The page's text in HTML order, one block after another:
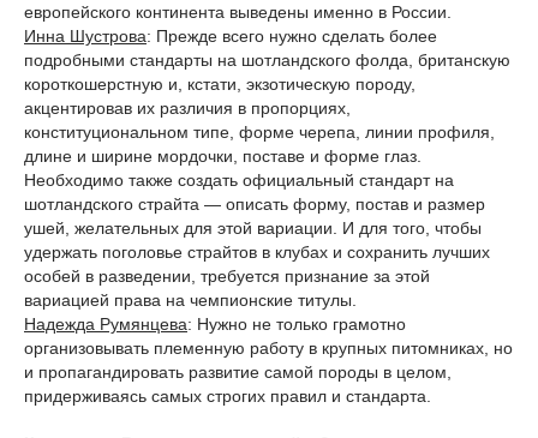
европейского континента выведены именно в России.
Инна Шустрова: Прежде всего нужно сделать более
подробными стандарты на шотландского фолда, британскую
короткошерстную и, кстати, экзотическую породу,
акцентировав их различия в пропорциях,
конституциональном типе, форме черепа, линии профиля,
длине и ширине мордочки, поставе и форме глаз.
Необходимо также создать официальный стандарт на
шотландского страйта — описать форму, постав и размер
ушей, желательных для этой вариации. И для того, чтобы
удержать поголовье страйтов в клубах и сохранить лучших
особей в разведении, требуется признание за этой
вариацией права на чемпионские титулы.
Надежда Румянцева: Нужно не только грамотно
организовывать племенную работу в крупных питомниках, но
и пропагандировать развитие самой породы в целом,
придерживаясь самых строгих правил и стандарта.